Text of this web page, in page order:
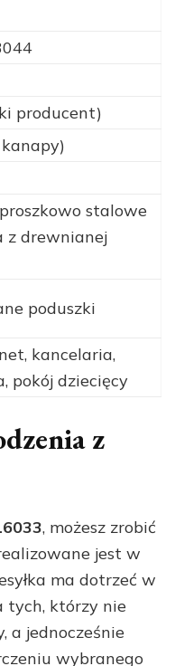
producent)
stalowe
z drewnianej
poduszki
kancelaria,
pokój dziecięcy
z
, możesz zrobić
jest w
ma dotrzeć w
tych, którzy nie
a jednocześnie
wybranego